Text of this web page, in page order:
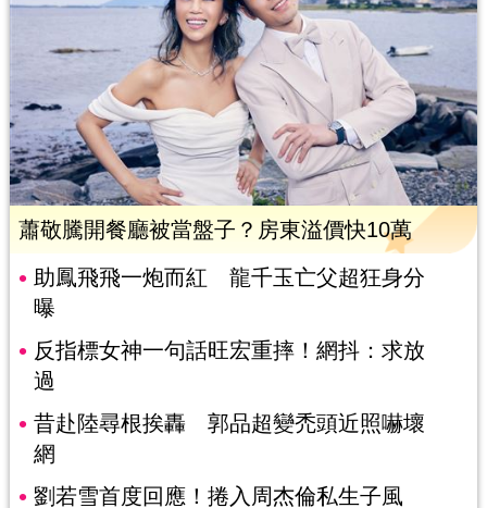
蕭敬騰開餐廳被當盤子？房東溢價快10萬
助鳳飛飛一炮而紅 龍千玉亡父超狂身分
曝
反指標女神一句話旺宏重摔！網抖：求放
過
昔赴陸尋根挨轟 郭品超變禿頭近照嚇壞
網
劉若雪首度回應！捲入周杰倫私生子風